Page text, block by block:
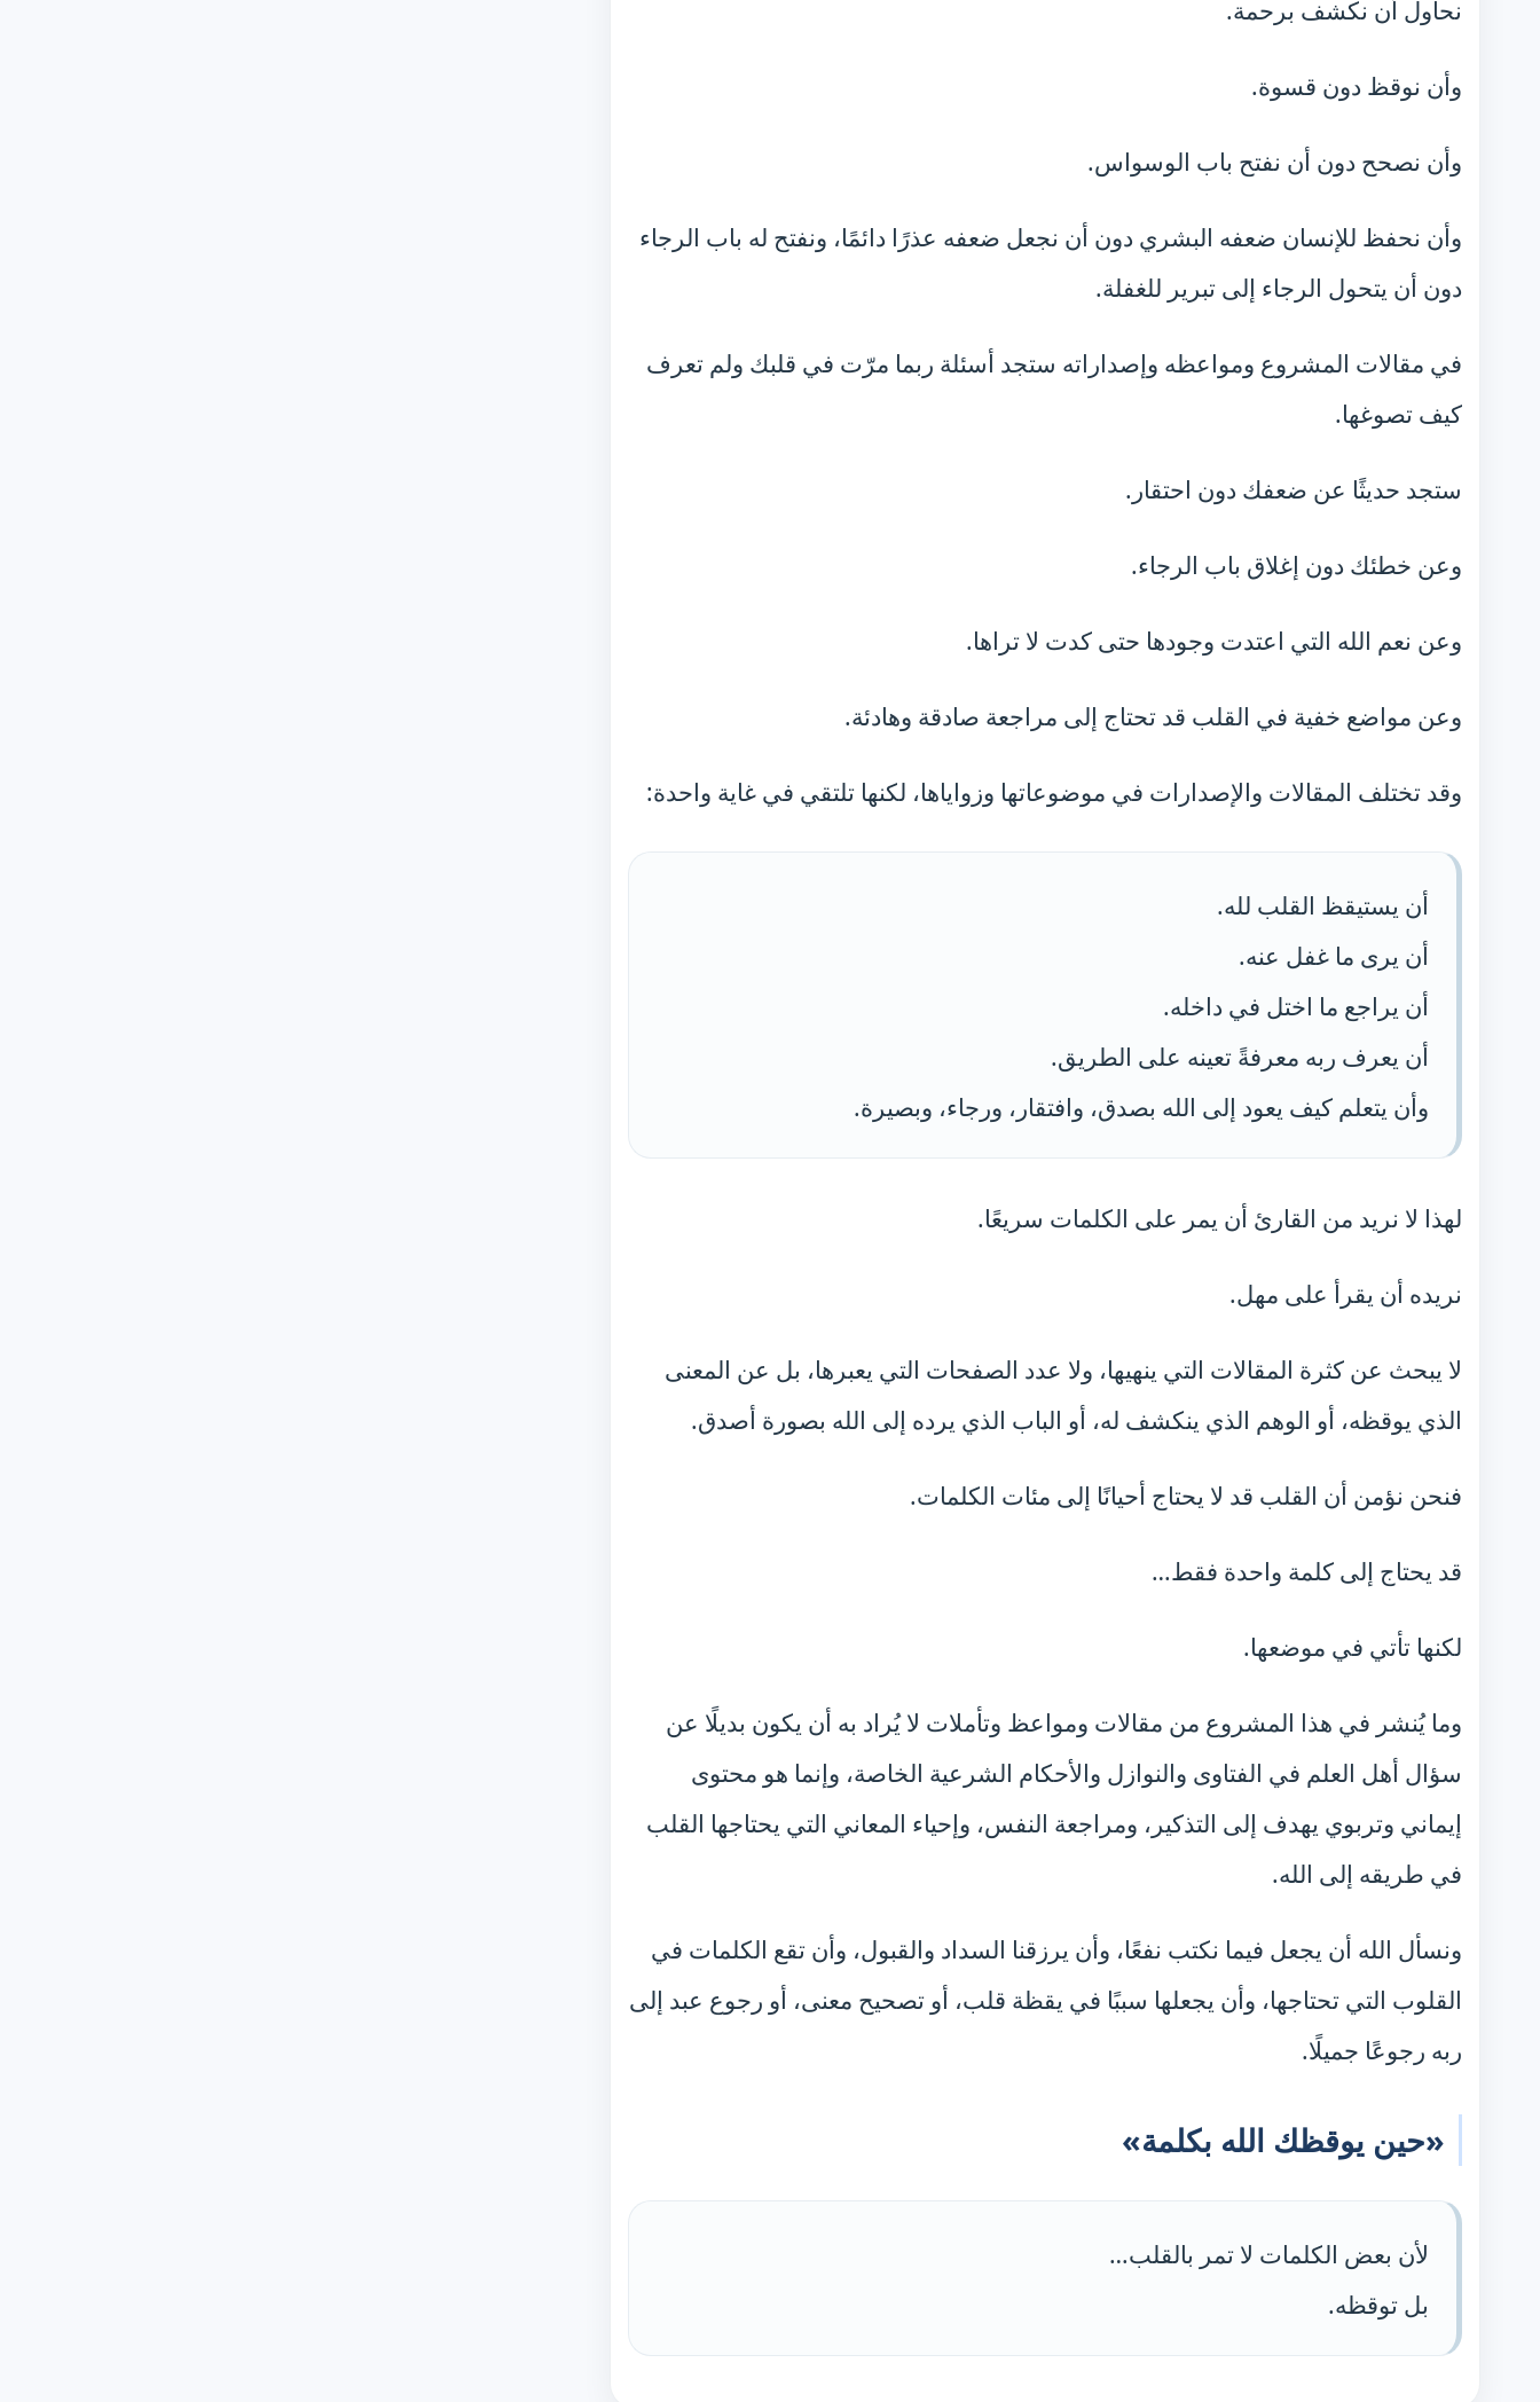
نحاول أن نكشف برحمة.
وأن نوقظ دون قسوة.
وأن نصحح دون أن نفتح باب الوسواس.
وأن نحفظ للإنسان ضعفه البشري دون أن نجعل ضعفه عذرًا دائمًا، ونفتح له باب الرجاء
دون أن يتحول الرجاء إلى تبرير للغفلة.
في مقالات المشروع ومواعظه وإصداراته ستجد أسئلة ربما مرّت في قلبك ولم تعرف
كيف تصوغها.
ستجد حديثًا عن ضعفك دون احتقار.
وعن خطئك دون إغلاق باب الرجاء.
وعن نعم الله التي اعتدت وجودها حتى كدت لا تراها.
وعن مواضع خفية في القلب قد تحتاج إلى مراجعة صادقة وهادئة.
وقد تختلف المقالات والإصدارات في موضوعاتها وزواياها، لكنها تلتقي في غاية واحدة:
أن يستيقظ القلب لله.
أن يرى ما غفل عنه.
أن يراجع ما اختل في داخله.
أن يعرف ربه معرفةً تعينه على الطريق.
وأن يتعلم كيف يعود إلى الله بصدق، وافتقار، ورجاء، وبصيرة.
لهذا لا نريد من القارئ أن يمر على الكلمات سريعًا.
نريده أن يقرأ على مهل.
لا يبحث عن كثرة المقالات التي ينهيها، ولا عدد الصفحات التي يعبرها، بل عن المعنى
الذي يوقظه، أو الوهم الذي ينكشف له، أو الباب الذي يرده إلى الله بصورة أصدق.
فنحن نؤمن أن القلب قد لا يحتاج أحيانًا إلى مئات الكلمات.
قد يحتاج إلى كلمة واحدة فقط…
لكنها تأتي في موضعها.
وما يُنشر في هذا المشروع من مقالات ومواعظ وتأملات لا يُراد به أن يكون بديلًا عن
سؤال أهل العلم في الفتاوى والنوازل والأحكام الشرعية الخاصة، وإنما هو محتوى
إيماني وتربوي يهدف إلى التذكير، ومراجعة النفس، وإحياء المعاني التي يحتاجها القلب
في طريقه إلى الله.
ونسأل الله أن يجعل فيما نكتب نفعًا، وأن يرزقنا السداد والقبول، وأن تقع الكلمات في
القلوب التي تحتاجها، وأن يجعلها سببًا في يقظة قلب، أو تصحيح معنى، أو رجوع عبد إلى
ربه رجوعًا جميلًا.
«حين يوقظك الله بكلمة»
لأن بعض الكلمات لا تمر بالقلب…
بل توقظه.